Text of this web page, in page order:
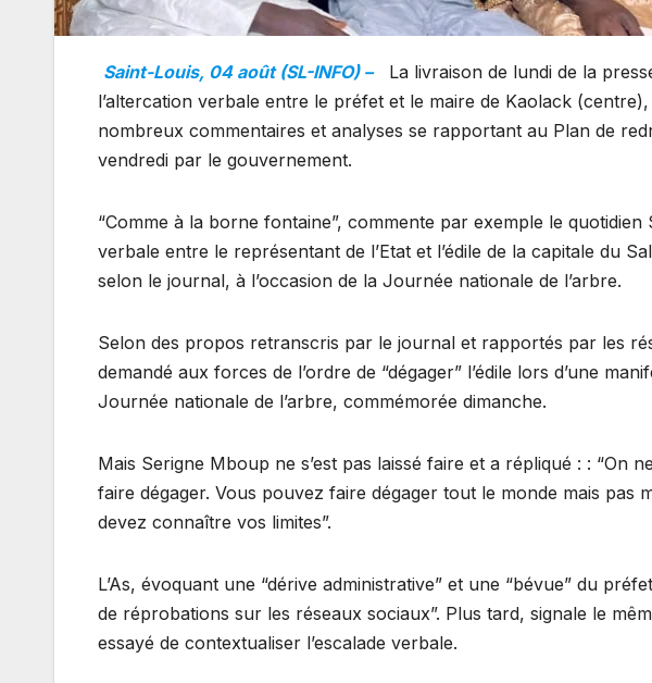
Saint-Louis, 04 août (SL-INFO) –
La livraison de lundi de la
l’altercation verbale entre le préfet et le maire de Kaolack
nombreux commentaires et analyses se rapportant au Plan de
vendredi par le gouvernement.
“Comme à la borne fontaine”, commente par exemple le
verbale entre le représentant de l’Etat et l’édile de la capitale du
selon le journal, à l’occasion de la Journée nationale de l’arbre.
Selon des propos retranscris par le journal et rapportés par les
demandé aux forces de l’ordre de “dégager” l’édile lors d’une
Journée nationale de l’arbre, commémorée dimanche.
Mais Serigne Mboup ne s’est pas laissé faire et a répliqué : : “On
faire dégager. Vous pouvez faire dégager tout le monde mais pas
devez connaître vos limites”.
L’As, évoquant une “dérive administrative” et une “bévue” du
de réprobations sur les réseaux sociaux”. Plus tard, signale le
essayé de contextualiser l’escalade verbale.